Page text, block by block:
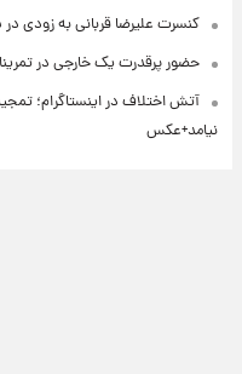
کنسرت علیرضا قربانی به زودی در
حضور پرقدرت یک خارجی در
آتش اختلاف در اینستاگرام؛
نیامد+عکس